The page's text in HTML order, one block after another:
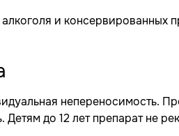
и консервированных
непереносимость.
до 12 лет препарат не